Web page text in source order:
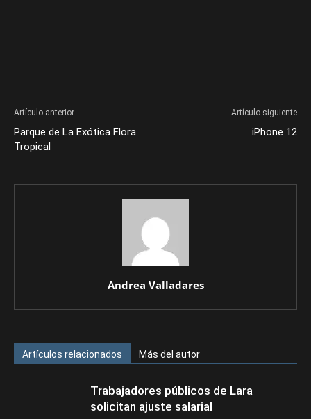
Artículo anterior
Parque de La Exótica Flora
Tropical
Artículo siguiente
iPhone 12
Andrea Valladares
Artículos relacionados Más del autor
Trabajadores públicos de Lara
solicitan ajuste salarial